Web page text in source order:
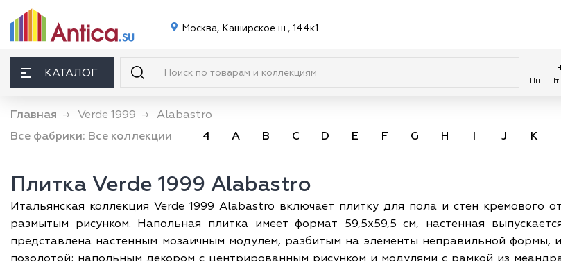
Москва, Каширское ш., 144к1
КАТАЛОГ
Пн. -
Главная → Verde 1999 → Alabastro
Все фабрики: Все коллекции 4 A B C D E F G H I J K
Плитка Verde 1999 Alabastro
Итальянская коллекция Verde 1999 Alabastro включает плитку для пола и стен кремового
размытым рисунком. Напольная плитка имеет формат 59,5х59,5 см, настенная
представлена настенным мозаичным модулем, разбитым на элементы неправильной формы,
позолотой; напольным декором с центрированным рисунком и модулями с рамкой из